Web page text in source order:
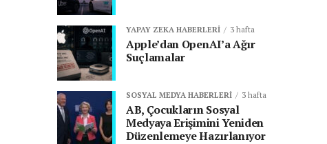
YAPAY ZEKA HABERLERI 3 hafta
Apple’dan OpenAI’a Ağır
Suçlamalar
SOSYAL MEDYA HABERLERI 3 hafta
AB, Çocukların Sosyal
Medyaya Erişimini Yeniden
Düzenlemeye Hazırlanıyor